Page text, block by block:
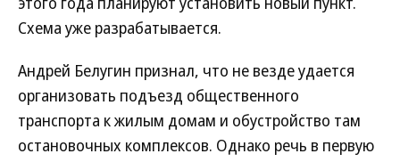
Схема уже разрабатывается.
Андрей Белугин признал, что не везде удается
организовать подъезд общественного
транспорта к жилым домам и обустройство там
остановочных комплексов. Однако речь в первую